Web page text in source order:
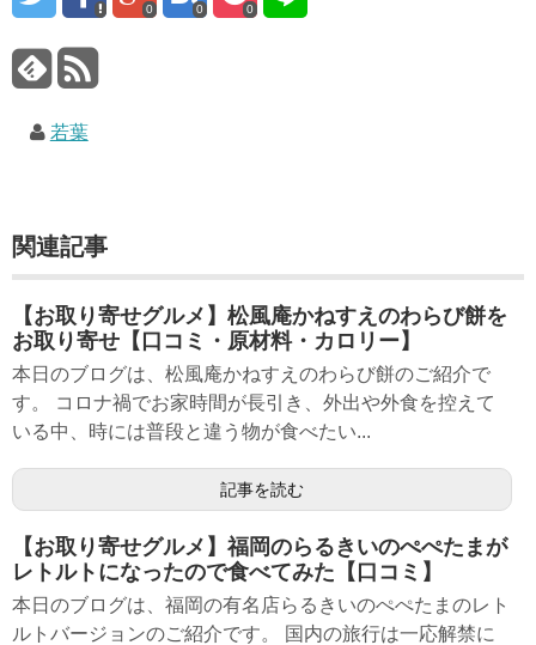
0 0 0
若葉
関連記事
【お取り寄せグルメ】松風庵かねすえのわらび餅を
お取り寄せ【口コミ・原材料・カロリー】
本日のブログは、松風庵かねすえのわらび餅のご紹介で
す。 コロナ禍でお家時間が長引き、外出や外食を控えて
いる中、時には普段と違う物が食べたい...
記事を読む
【お取り寄せグルメ】福岡のらるきいのぺぺたまが
レトルトになったので食べてみた【口コミ】
本日のブログは、福岡の有名店らるきいのぺぺたまのレト
ルトバージョンのご紹介です。 国内の旅行は一応解禁に